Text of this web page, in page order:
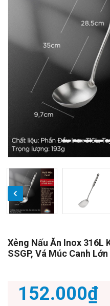
Xẻng Nấu Ăn Inox 316L
SSGP, Vá Múc Canh
152.000₫